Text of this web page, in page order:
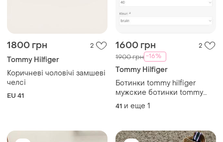
1800 грн 2
Tommy Hilfiger
Коричневі чоловічі замшеві
челсі
EU 41
1600 грн 2
1900 грн -16%
Tommy Hilfiger
Ботинки tommy hilfiger
мужские ботинки tommy
hilfiger
41 и еще 1